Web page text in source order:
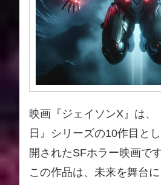
映画『ジェイソンX』は、
日』シリーズの10作目と
開されたSFホラー映画です
この作品は、未来を舞台